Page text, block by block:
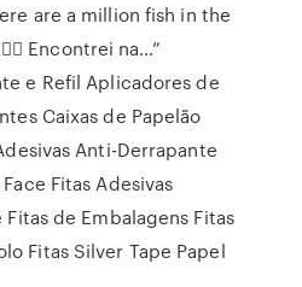
are a million fish in the
Encontrei na…”
e Refil Aplicadores de
Caixas de Papelão
Anti-Derrapante
Fitas Adesivas
de Embalagens Fitas
Fitas Silver Tape Papel